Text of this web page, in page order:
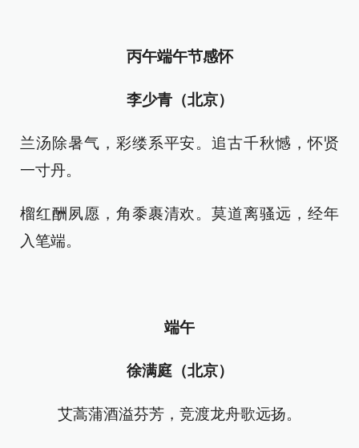
丙午端午节感怀
李少青（北京）
兰汤除暑气，彩缕系平安。追古千秋憾，怀贤
一寸丹。
榴红酬夙愿，角黍裹清欢。莫道离骚远，经年
入笔端。
端午
徐满庭（北京）
艾蒿蒲酒溢芬芳，竞渡龙舟歌远扬。